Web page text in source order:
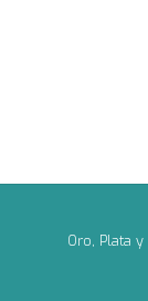
Oro, Plata